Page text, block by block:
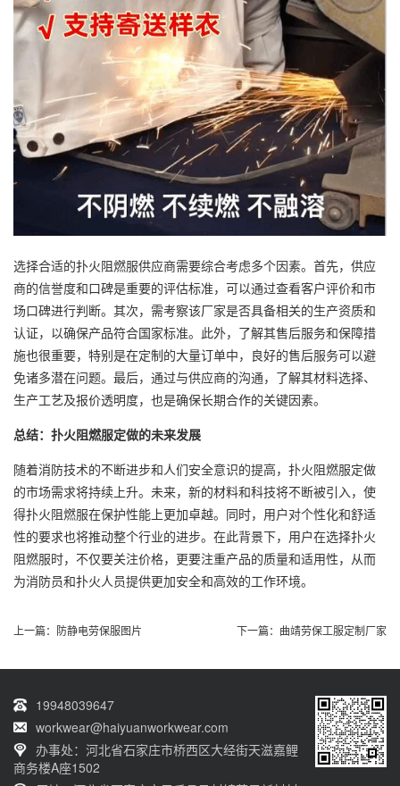
选择合适的扑火阻燃服供应商需要综合考虑多个因素。首先，供应
商的信誉度和口碑是重要的评估标准，可以通过查看客户评价和市
场口碑进行判断。其次，需考察该厂家是否具备相关的生产资质和
认证，以确保产品符合国家标准。此外，了解其售后服务和保障措
施也很重要，特别是在定制的大量订单中，良好的售后服务可以避
免诸多潜在问题。最后，通过与供应商的沟通，了解其材料选择、
生产工艺及报价透明度，也是确保长期合作的关键因素。
总结：扑火阻燃服定做的未来发展
随着消防技术的不断进步和人们安全意识的提高，扑火阻燃服定做
的市场需求将持续上升。未来，新的材料和科技将不断被引入，使
得扑火阻燃服在保护性能上更加卓越。同时，用户对个性化和舒适
性的要求也将推动整个行业的进步。在此背景下，用户在选择扑火
阻燃服时，不仅要关注价格，更要注重产品的质量和适用性，从而
为消防员和扑火人员提供更加安全和高效的工作环境。
上一篇： 防静电劳保服图片 下一篇： 曲靖劳保工服定制厂家
19948039647
workwear@haiyuanworkwear.com
办事处：河北省石家庄市桥西区大经街天滋嘉鲤
商务楼A座1502